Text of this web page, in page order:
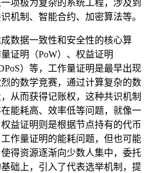
项极为复杂的系统工程，涉及到
机制、智能合约、加密算法等。
数据一致性和安全性的核心算
证明（PoW）、权益证明
）等，工作量证明是最早出现
的数学竞赛，通过计算复杂的数
从而获得记账权，这种共识机制
能耗高、效率低等问题，就像一
益证明则是根据节点持有的代币
作量证明的能耗问题，但也可能
得资源逐渐向少数人集中，委托
础上，引入了代表选举机制，提